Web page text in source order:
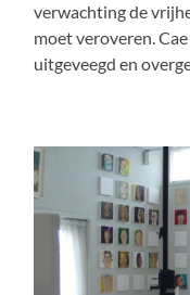
verwachting de
moet veroveren.
uitgeveegd en